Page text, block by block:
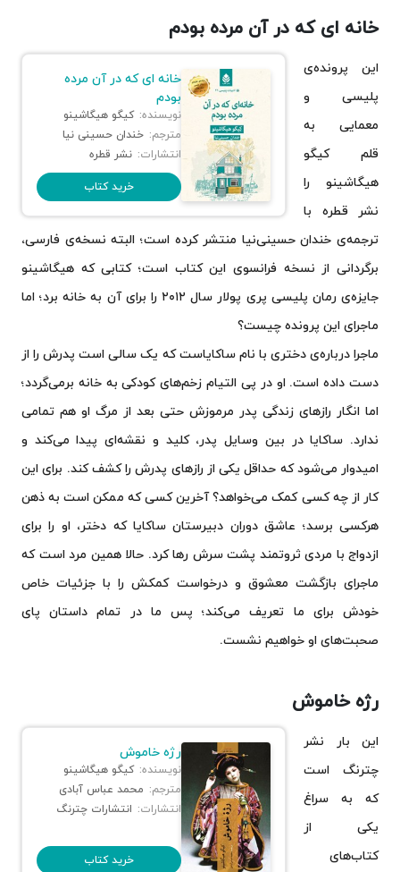
دیگری (جلد اول)
پرونده‌ی شب توت‌فرنگی
بدخواهی
تعقیب گوسفند وحشی
قتل اتسویا
خانه ای که در آن مرده بودم
خانه ای که در آن مرده
بودم
نویسنده: کیگو هیگاشینو
مترجم: خندان حسینی نیا
انتشارات: نشر قطره
خرید کتاب
این پرونده‌ی
پلیسی و
معمایی به
قلم کیگو
هیگاشینو را
نشر قطره با
ترجمه‌ی خندان حسینی‌نیا منتشر کرده است؛ البته نسخه‌ی فارسی،
برگردانی از نسخه فرانسوی این کتاب است؛ کتابی که هیگاشینو
جایزه‌ی رمان پلیسی پری پولار سال ۲۰۱۲ را برای آن به خانه برد؛ اما
ماجرای این پرونده چیست؟
ماجرا درباره‌ی دختری با نام ساکایاست که یک سالی است پدرش را از
دست داده است. او در پی التیام زخم‌های کودکی به خانه برمی‌گردد؛
اما انگار رازهای زندگی پدر مرموزش حتی بعد از مرگ او هم تمامی
ندارد. ساکایا در بین وسایل پدر، کلید و نقشه‌ای پیدا می‌کند و
امیدوار می‌شود که حداقل یکی از رازهای پدرش را کشف کند. برای این
کار از چه کسی کمک می‌خواهد؟ آخرین کسی که ممکن است به ذهن
هرکسی برسد؛ عاشق دوران دبیرستان ساکایا که دختر، او را برای
ازدواج با مردی ثروتمند پشت سرش رها کرد. حالا همین مرد است که
ماجرای بازگشت معشوق و درخواست کمکش را با جزئیات خاص
خودش برای ما تعریف می‌کند؛ پس ما در تمام داستان پای
صحبت‌های او خواهیم نشست.
رژه خاموش
رژه خاموش
نویسنده: کیگو هیگاشینو
مترجم: محمد عباس آبادی
انتشارات: انتشارات چترنگ
خرید کتاب
این بار نشر
چترنگ است
که به سراغ
یکی از
کتاب‌های